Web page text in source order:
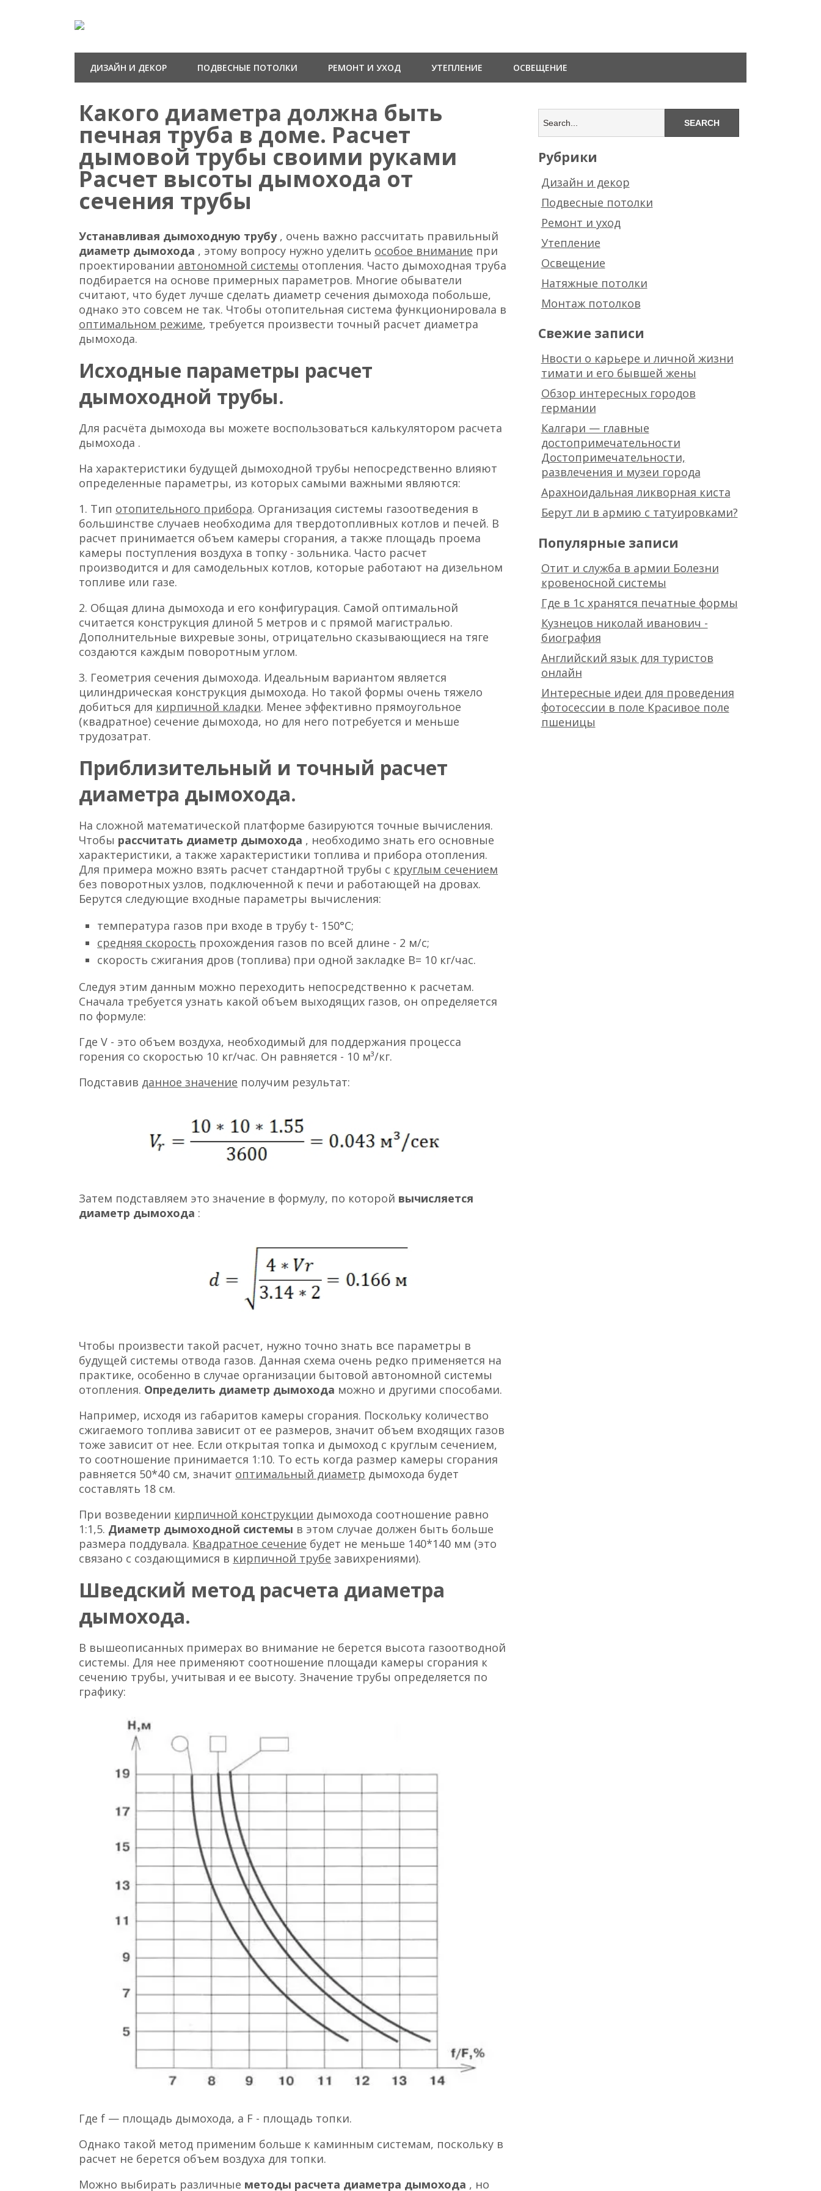
ДИЗАЙН И ДЕКОР ПОДВЕСНЫЕ ПОТОЛКИ РЕМОНТ И УХОД УТЕПЛЕНИЕ ОСВЕЩЕНИЕ
Какого диаметра должна быть
печная труба в доме. Расчет
дымовой трубы своими руками
Расчет высоты дымохода от
сечения трубы
Устанавливая дымоходную трубу , очень важно рассчитать правильный
диаметр дымохода , этому вопросу нужно уделить особое внимание при
проектировании автономной системы отопления. Часто дымоходная труба
подбирается на основе примерных параметров. Многие обыватели
считают, что будет лучше сделать диаметр сечения дымохода побольше,
однако это совсем не так. Чтобы отопительная система функционировала в
оптимальном режиме, требуется произвести точный расчет диаметра
дымохода.
Исходные параметры расчет
дымоходной трубы.
Для расчёта дымохода вы можете воспользоваться калькулятором расчета
дымохода .
На характеристики будущей дымоходной трубы непосредственно влияют
определенные параметры, из которых самыми важными являются:
1. Тип отопительного прибора. Организация системы газоотведения в
большинстве случаев необходима для твердотопливных котлов и печей. В
расчет принимается объем камеры сгорания, а также площадь проема
камеры поступления воздуха в топку - зольника. Часто расчет
производится и для самодельных котлов, которые работают на дизельном
топливе или газе.
2. Общая длина дымохода и его конфигурация. Самой оптимальной
считается конструкция длиной 5 метров и с прямой магистралью.
Дополнительные вихревые зоны, отрицательно сказывающиеся на тяге
создаются каждым поворотным углом.
3. Геометрия сечения дымохода. Идеальным вариантом является
цилиндрическая конструкция дымохода. Но такой формы очень тяжело
добиться для кирпичной кладки. Менее эффективно прямоугольное
(квадратное) сечение дымохода, но для него потребуется и меньше
трудозатрат.
Приблизительный и точный расчет
диаметра дымохода.
На сложной математической платформе базируются точные вычисления.
Чтобы рассчитать диаметр дымохода , необходимо знать его основные
характеристики, а также характеристики топлива и прибора отопления.
Для примера можно взять расчет стандартной трубы с круглым сечением
без поворотных узлов, подключенной к печи и работающей на дровах.
Берутся следующие входные параметры вычисления:
температура газов при входе в трубу t- 150°С;
средняя скорость прохождения газов по всей длине - 2 м/с;
скорость сжигания дров (топлива) при одной закладке B= 10 кг/час.
Следуя этим данным можно переходить непосредственно к расчетам.
Сначала требуется узнать какой объем выходящих газов, он определяется
по формуле:
Где V - это объем воздуха, необходимый для поддержания процесса
горения со скоростью 10 кг/час. Он равняется - 10 м³/кг.
Подставив данное значение получим результат:
Затем подставляем это значение в формулу, по которой вычисляется
диаметр дымохода :
Чтобы произвести такой расчет, нужно точно знать все параметры в
будущей системы отвода газов. Данная схема очень редко применяется на
практике, особенно в случае организации бытовой автономной системы
отопления. Определить диаметр дымохода можно и другими способами.
Например, исходя из габаритов камеры сгорания. Поскольку количество
сжигаемого топлива зависит от ее размеров, значит объем входящих газов
тоже зависит от нее. Если открытая топка и дымоход с круглым сечением,
то соотношение принимается 1:10. То есть когда размер камеры сгорания
равняется 50*40 см, значит оптимальный диаметр дымохода будет
составлять 18 см.
При возведении кирпичной конструкции дымохода соотношение равно
1:1,5. Диаметр дымоходной системы в этом случае должен быть больше
размера поддувала. Квадратное сечение будет не меньше 140*140 мм (это
связано с создающимися в кирпичной трубе завихрениями).
Шведский метод расчета диаметра
дымохода.
В вышеописанных примерах во внимание не берется высота газоотводной
системы. Для нее применяют соотношение площади камеры сгорания к
сечению трубы, учитывая и ее высоту. Значение трубы определяется по
графику:
Где f — площадь дымохода, а F - площадь топки.
Однако такой метод применим больше к каминным системам, поскольку в
расчет не берется объем воздуха для топки.
Можно выбирать различные методы расчета диаметра дымохода , но
Рубрики
Дизайн и декор
Подвесные потолки
Ремонт и уход
Утепление
Освещение
Натяжные потолки
Монтаж потолков
Свежие записи
Нвости о карьере и личной жизни
тимати и его бывшей жены
Обзор интересных городов
германии
Калгари — главные
достопримечательности
Достопримечательности,
развлечения и музеи города
Арахноидальная ликворная киста
Берут ли в армию с татуировками?
Популярные записи
Отит и служба в армии Болезни
кровеносной системы
Где в 1с хранятся печатные формы
Кузнецов николай иванович -
биография
Английский язык для туристов
онлайн
Интересные идеи для проведения
фотосессии в поле Красивое поле
пшеницы